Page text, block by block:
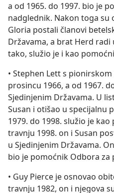
a od 1965. do 1997. bio je
nadglednik. Nakon toga su
Gloria postali članovi
Državama, a brat Herd
tako, služio je i kao
• Stephen Lett s
prosincu 1966, a od 1967.
Sjedinjenim Državama. U
Susan i otišao u specijalnu
1979. do 1998. služio je
travnju 1998. on i Susan
u Sjedinjenim Državama.
bio je pomoćnik Odbora za
• Guy Pierce je osnovao
travnju 1982, on i njegova